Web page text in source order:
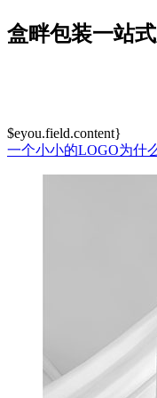
盒畔包装一站
$eyou.field.content}
一个小小的LOGO为什